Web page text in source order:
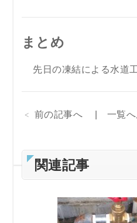
まとめ
先日の凍結による水道
前の記事へ 一覧へ
関連記事